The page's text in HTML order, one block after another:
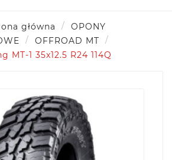
główna
OPONY
OFFROAD MT
MT-1 35x12.5 R24 114Q